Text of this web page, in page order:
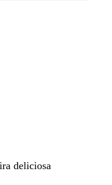
deliciosa